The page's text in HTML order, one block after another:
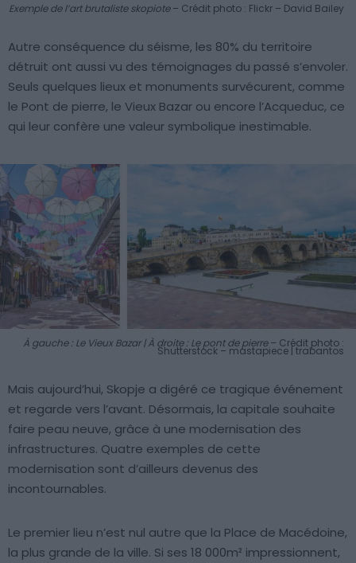
Exemple de l’art brutaliste skopiote– Crédit photo : Flickr – David Bailey
Autre conséquence du séisme, les 80% du territoire
détruit ont aussi vu des témoignages du passé s’envoler.
Seuls quelques lieux et monuments survécurent, comme
le Pont de pierre, le Vieux Bazar ou encore l’Acqueduc, ce
qui leur confère une valeur symbolique inestimable.
À gauche : Le Vieux Bazar | À droite : Le pont de pierre– Crédit photo :
Shutterstock – mastapiece | trabantos
Mais aujourd’hui, Skopje a digéré ce tragique événement
et regarde vers l’avant. Désormais, la capitale souhaite
faire peau neuve, grâce à une modernisation des
infrastructures. Quatre exemples de cette
modernisation sont d’ailleurs devenus des
incontournables.
Le premier lieu n’est nul autre que la Place de Macédoine,
la plus grande de la ville. Si ses 18 000m² impressionnent,